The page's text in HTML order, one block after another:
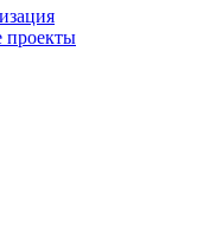
проекты